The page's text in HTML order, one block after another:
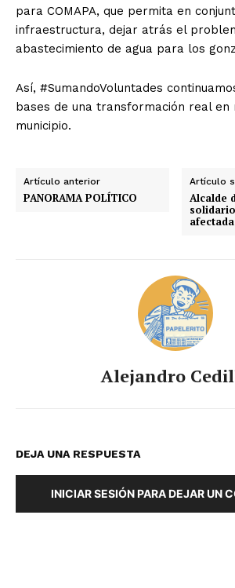
para COMAPA, que permita en
infraestructura, dejar atrás el
abastecimiento de agua para los
Así, #SumandoVoluntades
bases de una transformación real en
municipio.
Artículo anterior
PANORAMA POLÍTICO
Artículo
Alcalde
Alejandro
DEJA UNA RESPUESTA
INICIAR SESIÓN PARA DEJAR UN